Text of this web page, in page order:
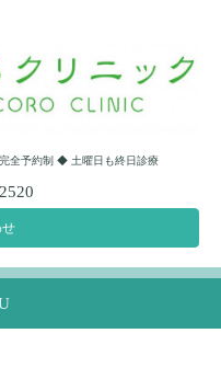
全予約制 ◆ 土曜日も終日診療
せ